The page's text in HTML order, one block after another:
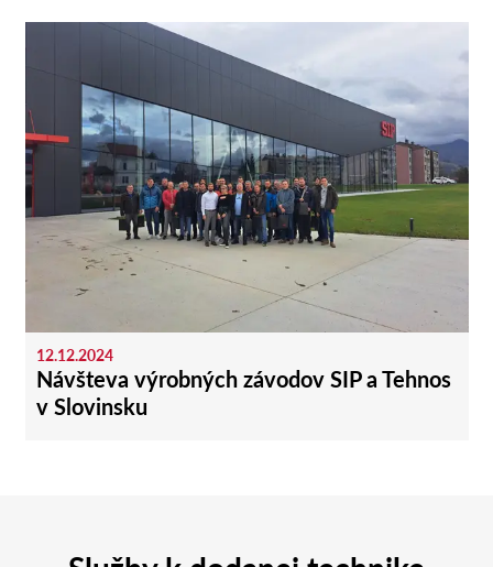
12.12.2024
Návšteva výrobných závodov SIP a Tehnos
v Slovinsku